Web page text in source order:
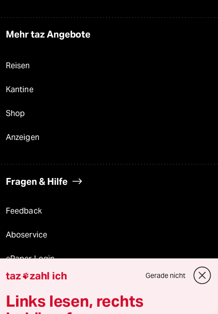
Mehr taz Angebote
Reisen
Kantine
Shop
Anzeigen
Fragen & Hilfe
Feedback
Aboservice
ePaper Login
Downloads für Abonnierende
taz zahl ich Gerade nicht
Links lesen, rechts